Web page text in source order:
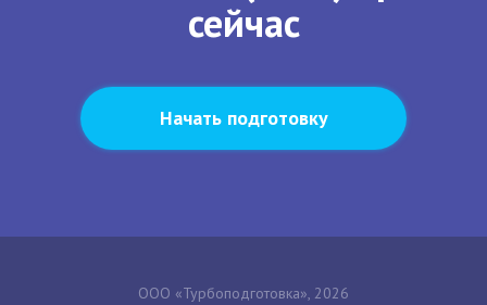
сейчас
Начать подготовку
ООО «Турбоподготовка», 2026